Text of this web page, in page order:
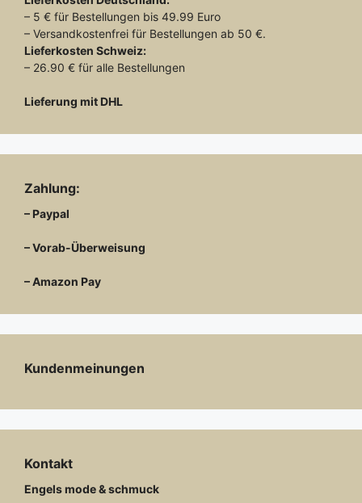
– 5 € für Bestellungen bis 49.99 Euro
– Versandkostenfrei für Bestellungen ab 50 €.
Lieferkosten Schweiz:
– 26.90 € für alle Bestellungen
Lieferung mit DHL
Zahlung:
– Paypal
– Vorab-Überweisung
– Amazon Pay
Kundenmeinungen
Kontakt
Engels mode & schmuck